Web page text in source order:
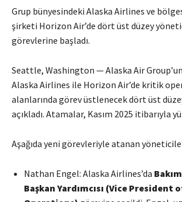
Grup bünyesindeki Alaska Airlines ve
şirketi Horizon Air’de dört üst düzey
görevlerine başladı.
Seattle, Washington — Alaska Air
Alaska Airlines ile Horizon Air’de kritik
alanlarında görev üstlenecek dört üst
açıkladı. Atamalar, Kasım 2025 itibarıyla
Aşağıda yeni görevleriyle atanan
Nathan Engel: Alaska Airlines’da
Başkan Yardımcısı (Vice President